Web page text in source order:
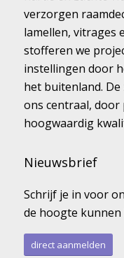
verzorgen
lamellen, vitrages
stofferen we
instellingen door
het buitenland.
ons centraal,
hoogwaardig
Nieuwsbrief
Schrijf je in voor
de hoogte kunnen
direct aanmelden